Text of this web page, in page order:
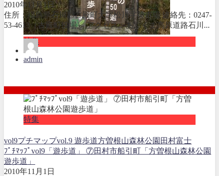
特集
2010年11月1日
住所：福島県石川郡古殿町大字松川字荷市場 連絡先：0247-
53-4613（古殿町役場） アクセス：あぶくま高原道路石川...
admin
特集
vol9プチマップvol.9 遊歩道方曽根山森林公園 田村富士
ﾌﾟﾁﾏｯﾌﾟvol9「遊歩道」 ⑦田村市船引町「方曽根山森林公園
遊歩道」
2010年11月1日